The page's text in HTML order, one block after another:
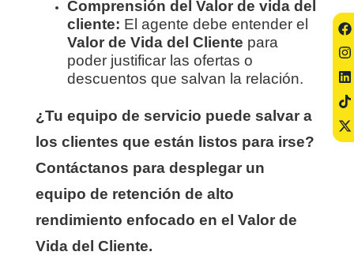
Comprensión del Valor de vida del
cliente: El agente debe entender el
Valor de Vida del Cliente para
poder justificar las ofertas o
descuentos que salvan la relación.
¿Tu equipo de servicio puede salvar a
los clientes que están listos para irse?
Contáctanos para desplegar un
equipo de retención de alto
rendimiento enfocado en el Valor de
Vida del Cliente.